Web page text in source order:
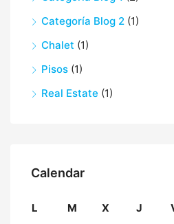
Categoría Blog 2 (1)
Chalet (1)
Pisos (1)
Real Estate (1)
Calendar
L M X J